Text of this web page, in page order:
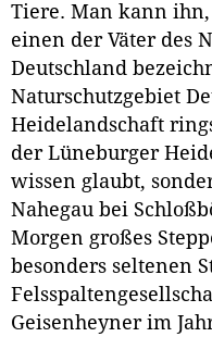
Tiere. Man kann
einen der Väter des
Deutschland
Naturschutzgebiet
Heidelandschaft
der Lüneburger
wissen glaubt,
Nahegau bei
Morgen großes
besonders seltenen
Geisenheyner im